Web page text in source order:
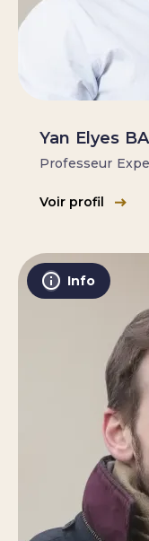
Yan Elyes
Professeur
Voir profil
Info